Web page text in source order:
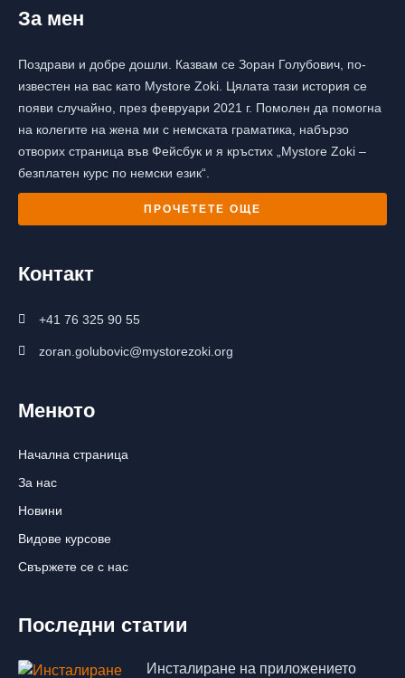
За мен
Поздрави и добре дошли. Казвам се Зоран Голубович, по-
известен на вас като Mystore Zoki. Цялата тази история се
появи случайно, през февруари 2021 г. Помолен да помогна
на колегите на жена ми с немската граматика, набързо
отворих страница във Фейсбук и я кръстих „Mystore Zoki –
безплатен курс по немски език“.
ПРОЧЕТЕТЕ ОЩЕ
Контакт
+41 76 325 90 55
zoran.golubovic@mystorezoki.org
Менюто
Начална страница
За нас
Новини
Видове курсове
Свържете се с нас
Последни статии
Инсталиране на приложението